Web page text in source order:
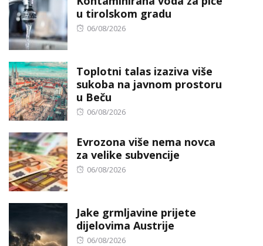
u tirolskom gradu
Posted
06/08/2026
Toplotni talas izaziva više
sukoba na javnom prostoru
u Beču
Posted
06/08/2026
Evrozona više nema novca
za velike subvencije
Posted
06/08/2026
Jake grmljavine prijete
dijelovima Austrije
Posted
06/08/2026